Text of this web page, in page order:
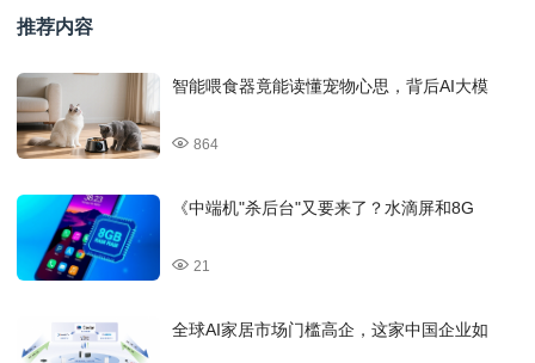
推荐内容
智能喂食器竟能读懂宠物心思，背后AI大模
864
《中端机"杀后台"又要来了？水滴屏和8G
21
全球AI家居市场门槛高企，这家中国企业如